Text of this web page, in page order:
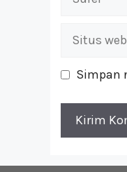
Situs
Simpan